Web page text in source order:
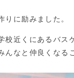
に励みました。
校近くにあるバ
んなと仲良くな